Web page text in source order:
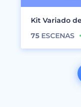
Kit Variado
75 ESCENAS